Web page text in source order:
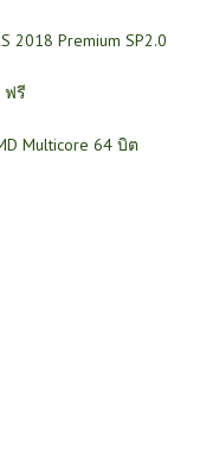
2018 Premium SP2.0
ฟรี
Multicore 64 บิต